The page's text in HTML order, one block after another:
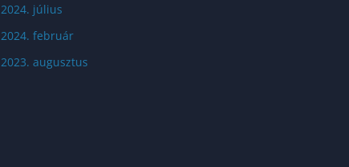
2024. július
2024. február
2023. augusztus